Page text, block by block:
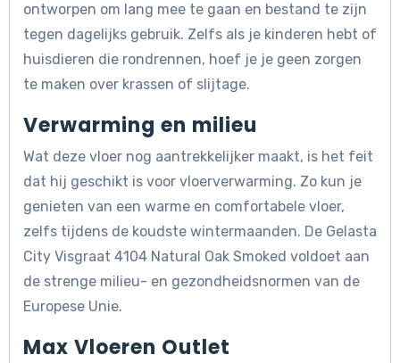
ontworpen om lang mee te gaan en bestand te zijn
tegen dagelijks gebruik. Zelfs als je kinderen hebt of
huisdieren die rondrennen, hoef je je geen zorgen
te maken over krassen of slijtage.
Verwarming en milieu
Wat deze vloer nog aantrekkelijker maakt, is het feit
dat hij geschikt is voor vloerverwarming. Zo kun je
genieten van een warme en comfortabele vloer,
zelfs tijdens de koudste wintermaanden. De Gelasta
City Visgraat 4104 Natural Oak Smoked voldoet aan
de strenge milieu- en gezondheidsnormen van de
Europese Unie.
Max Vloeren Outlet